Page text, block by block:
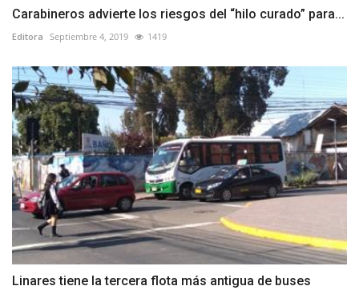
Carabineros advierte los riesgos del “hilo curado” para...
Editora Septiembre 4, 2019 1419
Linares tiene la tercera flota más antigua de buses